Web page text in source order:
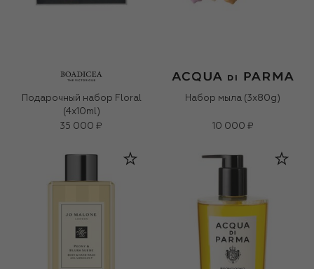
Подарочный набор Floral
(4x10ml)
35 000 ₽
Набор мыла (3x80g)
10 000 ₽